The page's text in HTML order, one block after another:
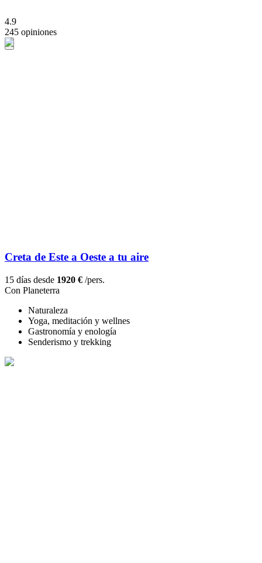
4.9
245 opiniones
Creta de Este a Oeste a tu aire
15 días desde 1920 € /pers.
Con Planeterra
Naturaleza
Yoga, meditación y wellnes
Gastronomía y enología
Senderismo y trekking